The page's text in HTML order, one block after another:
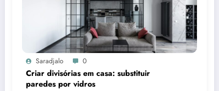
Saradjalo 0
Criar divisórias em casa: substituir
paredes por vidros